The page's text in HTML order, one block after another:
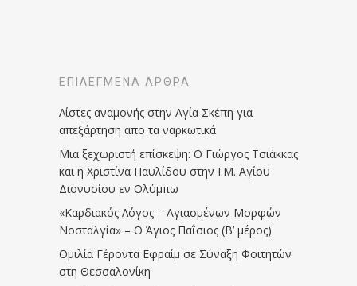
ΕΠΙΛΕΓΜΈΝΑ ΆΡΘΡΑ
Λίστες αναμονής στην Αγία Σκέπη για
απεξάρτηση απο τα ναρκωτικά
Μια ξεχωριστή επίσκεψη: Ο Γιώργος Τσιάκκας
και η Χριστίνα Παυλίδου στην Ι.Μ. Αγίου
Διονυσίου εν Ολύμπω
«Καρδιακός Λόγος – Αγιασμένων Μορφών
Νοσταλγία» – Ο Άγιος Παΐσιος (Β’ μέρος)
Ομιλία Γέροντα Εφραίμ σε Σύναξη Φοιτητών
στη Θεσσαλονίκη